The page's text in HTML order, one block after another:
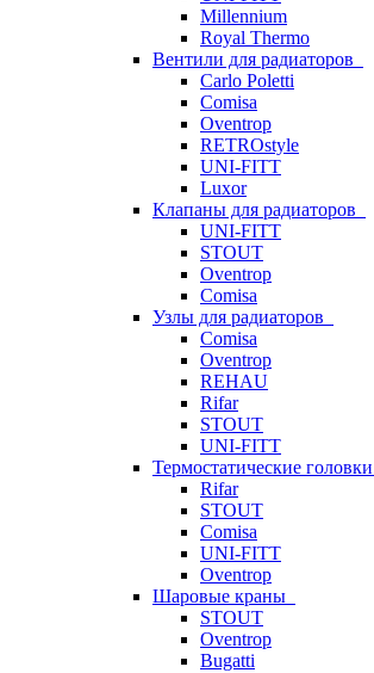
Millennium
Royal Thermo
Вентили для радиаторов
Carlo Poletti
Comisa
Oventrop
RETROstyle
UNI-FITT
Luxor
Клапаны для радиаторов
UNI-FITT
STOUT
Oventrop
Comisa
Узлы для радиаторов
Comisa
Oventrop
REHAU
Rifar
STOUT
UNI-FITT
Термостатические головки
Rifar
STOUT
Comisa
UNI-FITT
Oventrop
Шаровые краны
STOUT
Oventrop
Bugatti